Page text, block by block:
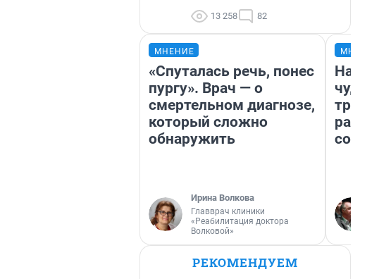
13 258 82
МНЕНИЕ
«Спуталась речь, понес
пургу». Врач — о
смертельном диагнозе,
который сложно
обнаружить
Ирина Волкова
Главврач клиники
«Реабилитация доктора
Волковой»
РЕКОМЕНДУЕМ